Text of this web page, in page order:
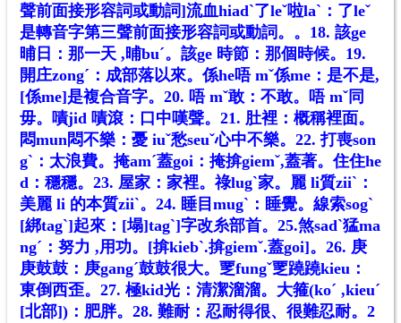
聲前面接形容詞或動詞]流血hiadˋ了leˇ啦laˋ：了leˇ
是轉音字第三聲前面接形容詞或動詞。。18. 該ge
晡日：那一天 ,晡buˊ。該ge 時節：那個時候。19.
開庄zongˊ：成部落以來。係he唔 mˇ係me：是不是,
[係me]是複合音字。20. 唔 mˇ敢：不敢。唔 mˇ同
毋。嘖jid 嘖滾：口中嘆聲。21. 肚裡：概稱裡面。
悶mun悶不樂：憂 iuˇ愁seuˇ心中不樂。22. 打喪son
gˋ：太浪費。掩amˊ蓋goi：掩揜giemˇ,蓋著。住住he
d：穩穩。23. 屋家：家裡。祿lugˋ家。麗 li質ziiˋ：
美麗 li 的本質ziiˋ。24. 睡目mugˋ：睡覺。線索sogˋ
[綁tagˋ]起來：[塌]tagˋ]字改糸部首。25.煞sadˋ猛ma
ngˊ：努力 ,用功。[揜kiebˋ.揜giemˇ.蓋goi]。26. 庚
庚鼓鼓：庚gangˊ鼓鼓很大。覂fungˇ覂蹺蹺kieu：
東倒西歪。27. 極kid光：清潔溜溜。大箍(koˊ ,kieuˊ
[北部])：肥胖。28. 難耐：忍耐得很、很難忍耐。2